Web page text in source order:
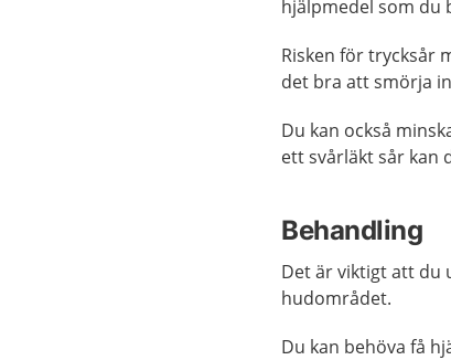
hjälpmedel som du
Risken för trycksår
det bra att smörja
Du kan också
ett svårläkt sår kan
Behandling
Det är viktigt att du
hudområdet.
Du kan behöva få